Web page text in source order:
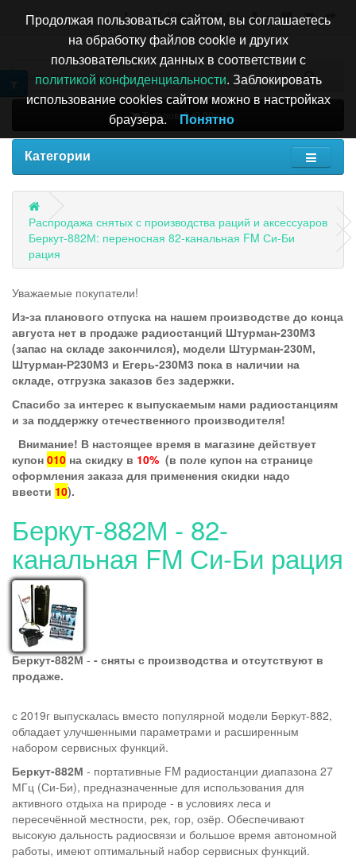
+7 495 196-63-51
Товаров: 0 (0.00р.)
Категории
Распродажа снятых с производства раций и аксессуаров
Беркут-882М: переносная 82-канальная FM Си-Би
рация
Уважаемые покупатели!
Из-за планового отпуска на нашем производстве до конца
августа нет в продаже радиостанций Штурман-230М3
(запас на складе закончился), модели Штурман-230М,
Штурман-Р230М3 и Егерь-230М3 пока в наличии на
складе, отгрузка заказов без задержки.
Спасибо за интерес к выпускаемым нами радиостанциям
и за поддержку отечественного производителя!
Внимание! В настоящее время в магазине действует
купон 010 на скидку в 10% (в поле купон на странице
оформления заказа для применения скидки надо
ввести 10).
Беркут-882М - 82-
канальная FM Си-Би рация
Беркут-882М- - сняты с производства и отсутствуют в
продаже.
с 2019г выпускалась вместо популярной модели Беркут-882,
обладает улучшенными параметрами и расширенным
набором сервисных функций.
Беркут-882М - портативные FM радиостанции диапазона 27
МГц (Си-Би), предназначенные для использования для
активного отдыха на природе - в условиях леса и
пересечённой местности, рек, гор, озёр. Обеспечивают
высокую дальность радиосвязи и большое время автономной
работы, имеют оптимальный набор сервисных функций.
Продолжая пользоваться сайтом, вы соглашаетесь
на обработку файлов cookie и других
пользовательских данных в соответствии с
политикой конфиденциальности. Заблокировать
использование cookies сайтом можно в настройках
браузера.
Понятно